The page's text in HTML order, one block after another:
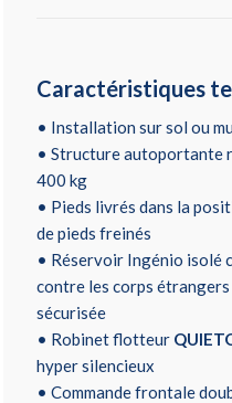
Caractéristiques
• Installation sur sol ou
• Structure autoportante
400 kg
• Pieds livrés dans la
de pieds freinés
• Réservoir Ingénio isolé
contre les corps étrangers
sécurisée
• Robinet flotteur
hyper silencieux
• Commande frontale